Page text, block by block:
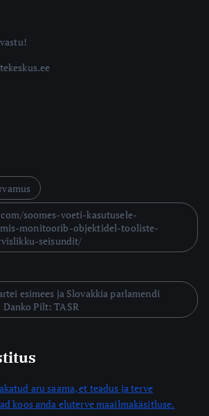
soomes-voeti-kasutusele-
monitoorib-objektidel-tooliste-
seisundit/
esimees ja Slovakkia parlamendi
Danko Pilt: TASR
aru saama, et teadus ja terve
koos anda eluterve maailmakäsitluse.